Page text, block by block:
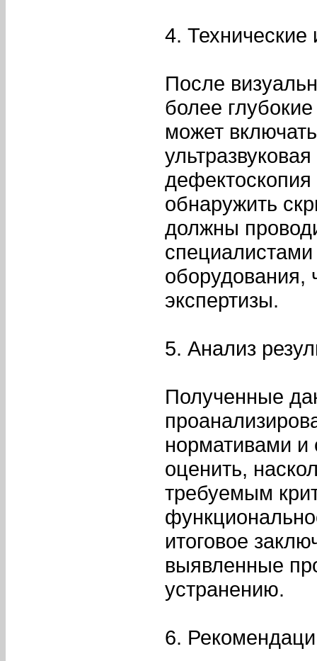
4. Технические
После
более
может
обнаружить
должны
оборудования,
экспертизы.
5. Анализ
Полученные
нормативами
оценить,
требуемым
итоговое
выявленные
устранению.
6.